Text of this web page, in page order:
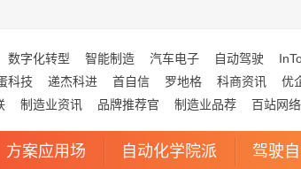
数字化转型 智能制造 汽车电子 自动驾驶
科技 递杰科进 首自信 罗地格 科商资讯 优
制造业资讯 品牌推荐官 制造业品荐 百站网络
方案应用场 自动化学院派 驾驶